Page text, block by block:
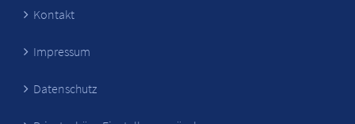
Kontakt
Impressum
Datenschutz